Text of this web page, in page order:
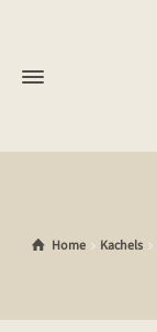
Home Kachels